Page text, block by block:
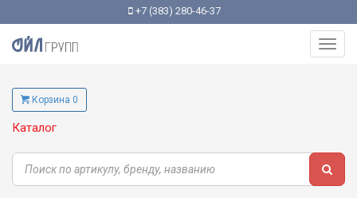
+7 (383) 280-46-37
Корзина 0
Каталог